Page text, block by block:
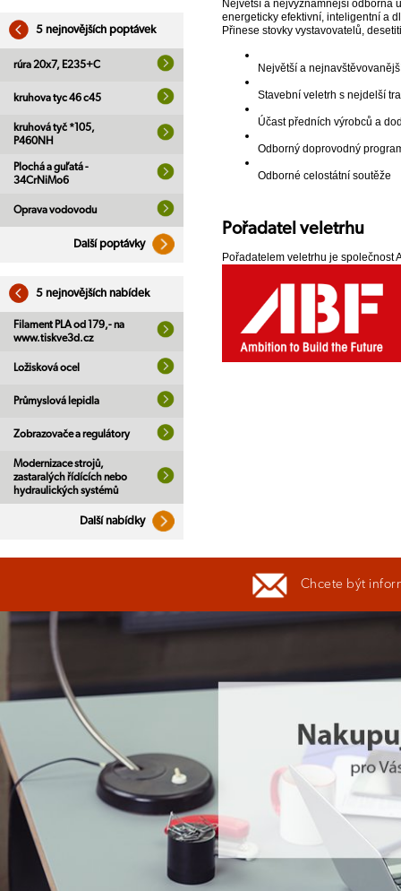
5 nejnovějších poptávek
rúra 20x7, E235+C
kruhova tyc 46 c45
kruhová tyč *105,
P460NH
Plochá a guľatá -
34CrNiMo6
Oprava vodovodu
Další poptávky
5 nejnovějších nabídek
Filament PLA od 179,- na
www.tiskve3d.cz
Ložisková ocel
Průmyslová lepidla
Zobrazovače a regulátory
Modernizace strojů,
zastaralých řídících nebo
hydraulických systémů
Další nabídky
Největší a nejvýznamnější odborná
energeticky efektivní, inteligentní a
Přinese stovky vystavovatelů,
Největší a
Stavební veletrh s nejdelší
Účast předních výrobců a
Odborný doprovodný
Odborné celostátní soutěže
Pořadatel veletrhu
Pořadatelem veletrhu je společnost
Chcete být